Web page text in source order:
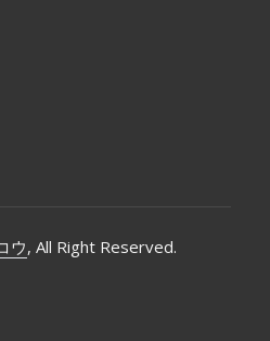
ウ, All Right Reserved.